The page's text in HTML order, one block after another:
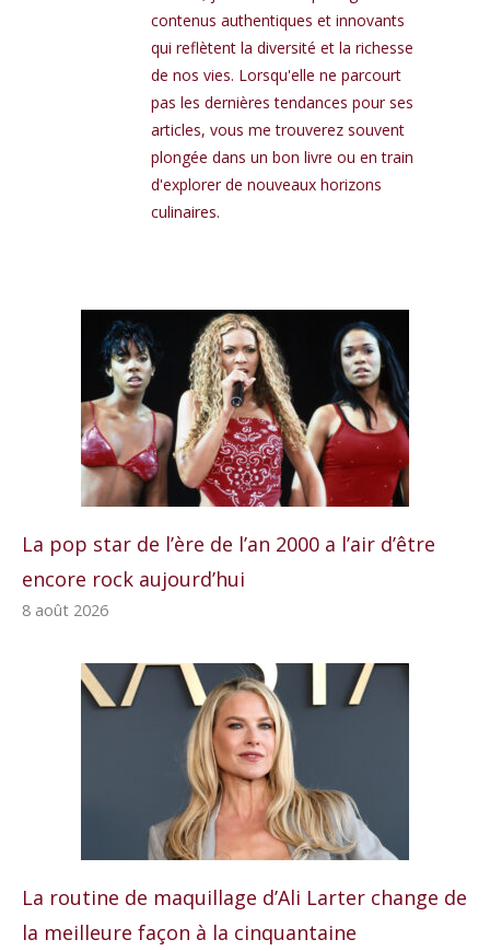
contenus authentiques et innovants
qui reflètent la diversité et la richesse
de nos vies. Lorsqu'elle ne parcourt
pas les dernières tendances pour ses
articles, vous me trouverez souvent
plongée dans un bon livre ou en train
d'explorer de nouveaux horizons
culinaires.
La pop star de l’ère de l’an 2000 a l’air d’être
encore rock aujourd’hui
8 août 2026
La routine de maquillage d’Ali Larter change de
la meilleure façon à la cinquantaine